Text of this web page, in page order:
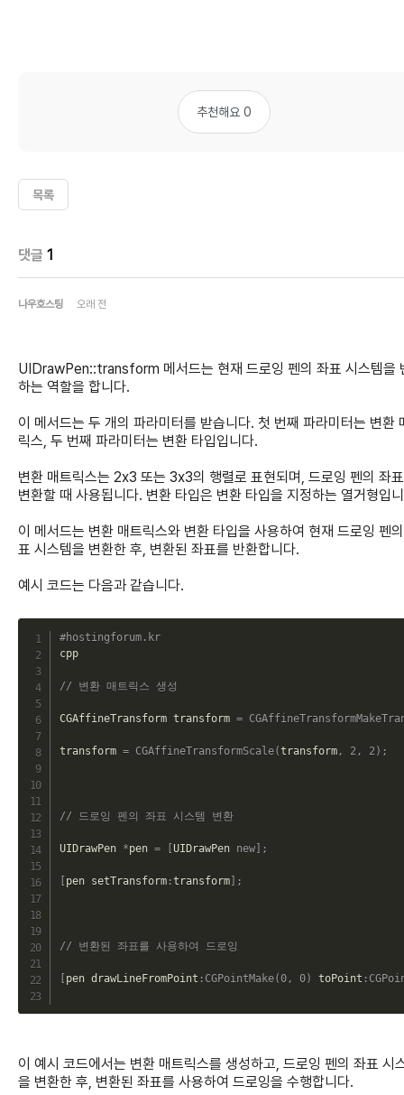
추천해요 0
목록
댓글 1
나우호스팅 오래 전
UIDrawPen::transform 메서드는 현재 드로잉 펜의 좌표 시스템을
하는 역할을 합니다.
이 메서드는 두 개의 파라미터를 받습니다. 첫 번째 파라미터는 변환
릭스, 두 번째 파라미터는 변환 타입입니다.
변환 매트릭스는 2x3 또는 3x3의 행렬로 표현되며, 드로잉 펜의 좌
변환할 때 사용됩니다. 변환 타입은 변환 타입을 지정하는 열거형입
이 메서드는 변환 매트릭스와 변환 타입을 사용하여 현재 드로잉 펜
표 시스템을 변환한 후, 변환된 좌표를 반환합니다.
예시 코드는 다음과 같습니다.
#hostingforum.kr
cpp
// 변환 매트릭스 생성
CGAffineTransform transform =
transform = CGAffineTransformScale(transform, 2, 2) ;
// 드로잉 펜의 좌표 시스템 변환
UIDrawPen *pen = UIDrawPen new] ;
pen setTransform:transform] ;
// 변환된 좌표를 사용하여 드로잉
pen drawLineFromPoint : CGPointMake(0, 0) toPoint :
이 예시 코드에서는 변환 매트릭스를 생성하고, 드로잉 펜의 좌표 시
을 변환한 후, 변환된 좌표를 사용하여 드로잉을 수행합니다.